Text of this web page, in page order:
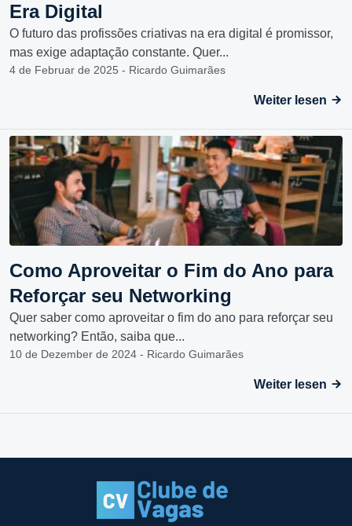
Era Digital
O futuro das profissões criativas na era digital é promissor,
mas exige adaptação constante. Quer...
4 de Februar de 2025 - Ricardo Guimarães
Weiter lesen
Como Aproveitar o Fim do Ano para
Reforçar seu Networking
Quer saber como aproveitar o fim do ano para reforçar seu
networking? Então, saiba que...
10 de Dezember de 2024 - Ricardo Guimarães
Weiter lesen